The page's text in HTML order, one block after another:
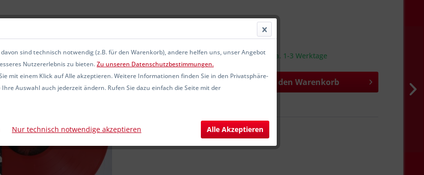
Sofort versandfertig, Lieferzeit ca. 1-3 Werktage
In den Warenkorb
SW13228
sind technisch notwendig (z.B. für den Warenkorb), andere helfen uns, unser Angebot
Nutzererlebnis zu bieten.Zu unseren Datenschutzbestimmungen.
mit einem Klick auf Alle akzeptieren. Weitere Informationen finden Sie in den Privatsphäre-
Auswahl auch jederzeit ändern. Rufen Sie dazu einfach die Seite mit der
Nur technisch notwendige akzeptieren Alle Akzeptieren